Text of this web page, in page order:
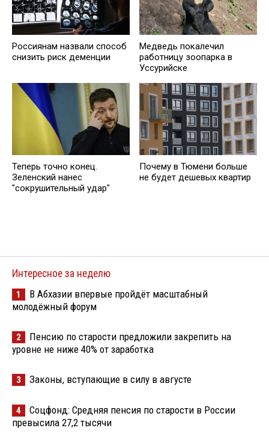
Россиянам назвали способ
снизить риск деменции
Медведь пoкалечил
работницу зоопарка в
Уссурийске
Теперь точно конец.
Зеленский нанес
"сокрушительный удар"
Почему в Тюмени больше
не будет дешевых квартир
Интересное за неделю
1
В Абхазии впервые пройдёт масштабный
молодёжный форум
2
Пенсию по старости предложили закрепить на
уровне не ниже 40% от заработка
3 Законы, вступающие в силу в августе
4
Соцфонд: Средняя пенсия по старости в России
превысила 27,2 тысячи